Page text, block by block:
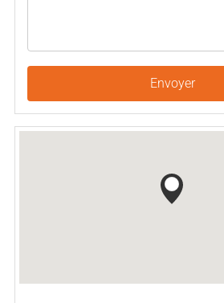
Envoyer